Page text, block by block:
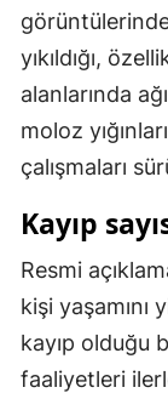
yıkıldığı,
alanlarında
moloz
çalışmaları
Kayıp
Resmi
kişi
kayıp olduğu
faaliyetleri